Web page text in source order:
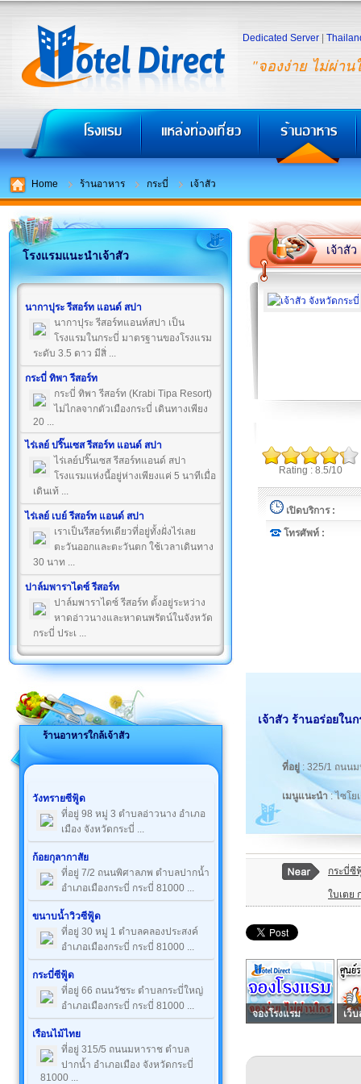
"จองง่าย ไม่ผ่าน
Dedicated Server
Home ร้านอาหาร กระบี่ เจ้าสัว
โรงแรมแนะนำเจ้าสัว
นากาปุระ รีสอร์ท แอนด์ สปา
นากาปุระ รีสอร์ทแอนท์สปา เป็น
โรงแรมในกระบี่ มาตรฐานของโรงแรม
ระดับ 3.5 ดาว มีสิ่ ...
กระบี่ ทิพา รีสอร์ท
กระบี่ ทิพา รีสอร์ท (Krabi Tipa Resort)
ไม่ไกลจากตัวเมืองกระบี่ เดินทางเพียง
20 ...
ไร่เลย์ ปริ๊นเซส รีสอร์ท แอนด์ สปา
ไร่เลย์ปริ๊นเซส รีสอร์ทแอนด์ สปา
โรงแรมแห่งนี้อยู่ห่างเพียงแค่ 5 นาทีเมื่อ
เดินเท้ ...
ไร่เลย์ เบย์ รีสอร์ท แอนด์ สปา
เราเป็นรีสอร์ทเดียวที่อยู่ทั้งฝั่งไร่เลย
ตะวันออกและตะวันตก ใช้เวลาเดินทาง
30 นาท ...
ปาล์มพาราไดซ์ รีสอร์ท
ปาล์มพาราไดซ์ รีสอร์ท ตั้งอยู่ระหว่าง
หาดอ่าวนางและหาดนพรัตน์ในจังหวัด
กระบี่ ประเ ...
ร้านอาหารใกล้เจ้าสัว
วังทรายซีฟู้ด
ที่อยู่ 98 หมู่ 3 ตำบลอ่าวนาง อำเภอ
เมือง จังหวัดกระบี่ ...
ก้อยกุลากาสัย
ที่อยู่ 7/2 ถนนพิศาลภพ ตำบลปากน้ำ
อำเภอเมืองกระบี่ กระบี่ 81000 ...
ขนาบน้ำวิวซีฟู้ด
ที่อยู่ 30 หมู่ 1 ตำบลคลองประสงค์
อำเภอเมืองกระบี่ กระบี่ 81000 ...
กระบี่ซีฟู้ด
ที่อยู่ 66 ถนนวัชระ ตำบลกระบี่ใหญ่
อำเภอเมืองกระบี่ กระบี่ 81000 ...
เรือนไม้ไทย
ที่อยู่ 315/5 ถนนมหาราช ตำบล
ปากน้ำ อำเภอเมือง จังหวัดกระบี่
81000 ...
เจ้าสัว
Rating : 8.5/10
เปิดบริการ :
โทรศัพท์ :
เจ้าสัว ร้านอร่อยใน
ที่อยู่ : 325/1 ถนน
เมนูแนะนำ: ไซโย
กระบี่ซี
ใบเตย
จองโรงแรม เว็